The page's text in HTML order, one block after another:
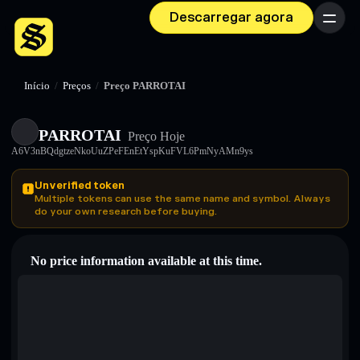
Descarregar agora Menu
Início / Preços / Preço PARROTAI
PARROTAI Preço Hoje
A6V3nBQdgtzeNkoUuZPeFEnEtYspKuFVL6PmNyAMn9ys
Unverified token
Multiple tokens can use the same name and symbol. Always
do your own research before buying.
No price information available at this time.